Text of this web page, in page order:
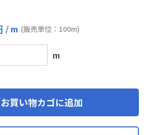
/ m (販売単位：100m)
m
お買い物カゴに追加